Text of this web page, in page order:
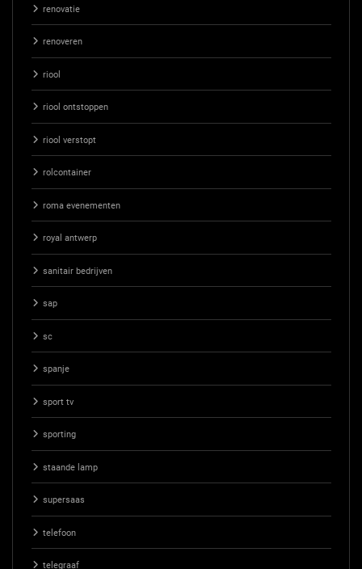
renovatie
renoveren
riool
riool ontstoppen
riool verstopt
rolcontainer
roma evenementen
royal antwerp
sanitair bedrijven
sap
sc
spanje
sport tv
sporting
staande lamp
supersaas
telefoon
telegraaf